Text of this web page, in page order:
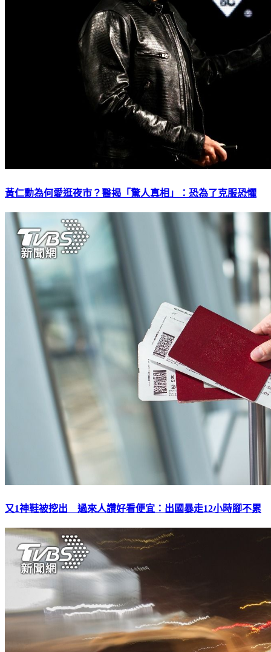
黃仁勳為何愛逛夜市？醫揭「驚人真相」：恐為了克服恐懼
又1神鞋被挖出 過來人讚好看便宜：出國暴走12小時腳不累